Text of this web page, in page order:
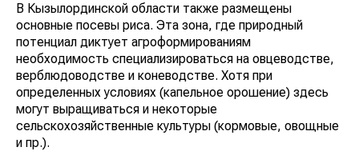
В Кызылординской области также размещены
основные посевы риса. Эта зона, где природный
потенциал диктует агроформированиям
необходимость специализироваться на овцеводстве,
верблюдоводстве и коневодстве. Хотя при
определенных условиях (капельное орошение) здесь
могут выращиваться и некоторые
сельскохозяйственные культуры (кормовые, овощные
и пр.).